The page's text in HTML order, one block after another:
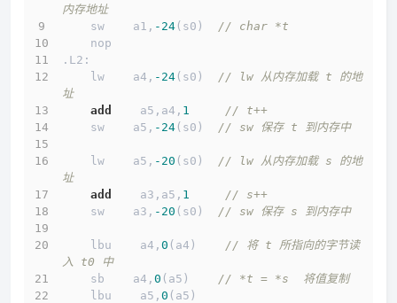
内存地址
    sw    a1,
-24 (s0)
// char *t
    nop
.L2:
    lw    a4,
-24 (s0)
// lw 从内存加载 t 的地
址
add
    a5,a4,
1
// t++
    sw    a5,
-24 (s0) // sw 保存 t 到内存中
    lw    a5,
-20 (s0)
// lw 从内存加载 s 的地
址
add
    a3,a5,
1
// s++
    sw    a3,
-20 (s0) // sw 保存 s 到内存中
    lbu    a4,
0 (a4)
// 将 t 所指向的字节读
入 t0 中
    sb    a4,
0 (a5)
// *t = *s  将值复制
    lbu    a5,
0 (a5)